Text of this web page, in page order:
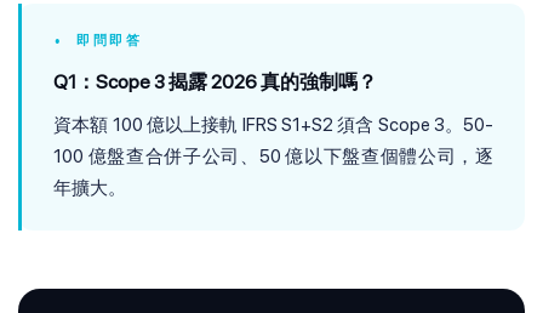
• 即問即答
Q1：Scope 3 揭露 2026 真的強制嗎？
資本額 100 億以上接軌 IFRS S1+S2 須含 Scope 3。50-
100 億盤查合併子公司、50 億以下盤查個體公司，逐
年擴大。